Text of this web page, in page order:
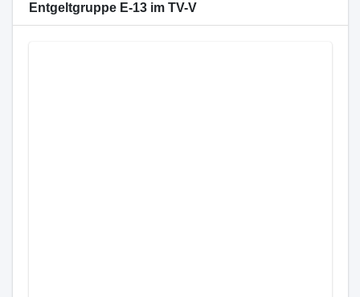
Entgeltgruppe E-13 im TV-V